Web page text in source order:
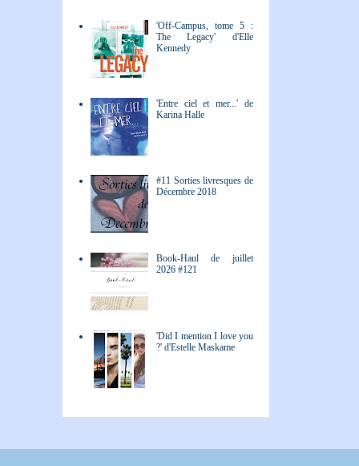
'Off-Campus, tome 5 :
The Legacy' d'Elle
Kennedy
'Entre ciel et mer...' de
Karina Halle
#11 Sorties livresques de
Décembre 2018
Book-Haul de juillet
2026 #121
'Did I mention I love you
?' d'Estelle Maskame